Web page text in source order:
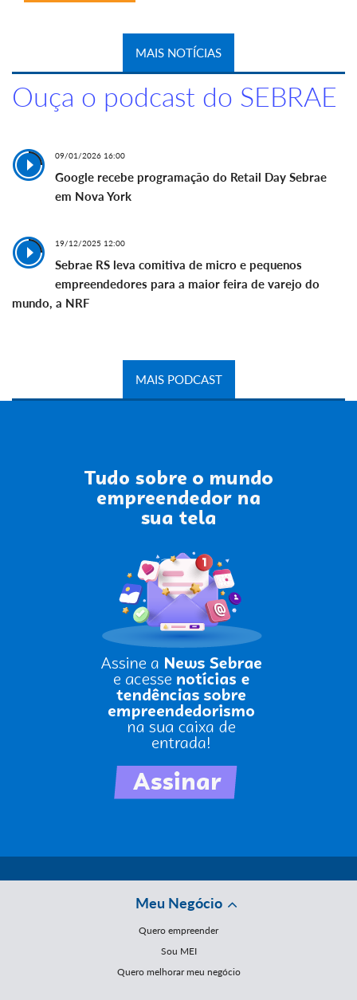
MAIS NOTÍCIAS
Ouça o podcast do SEBRAE
09/01/2026 16:00
Google recebe programação do Retail Day Sebrae
em Nova York
19/12/2025 12:00
Sebrae RS leva comitiva de micro e pequenos
empreendedores para a maior feira de varejo do
mundo, a NRF
MAIS PODCAST
Meu Negócio
Quero empreender
Sou MEI
Quero melhorar meu negócio